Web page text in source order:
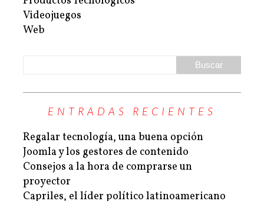
Videojuegos
Web
ENTRADAS RECIENTES
Regalar tecnología, una buena opción
Joomla y los gestores de contenido
Consejos a la hora de comprarse un
proyector
Capriles, el líder político latinoamericano